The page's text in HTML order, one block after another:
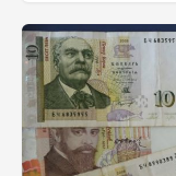
Съборът се...